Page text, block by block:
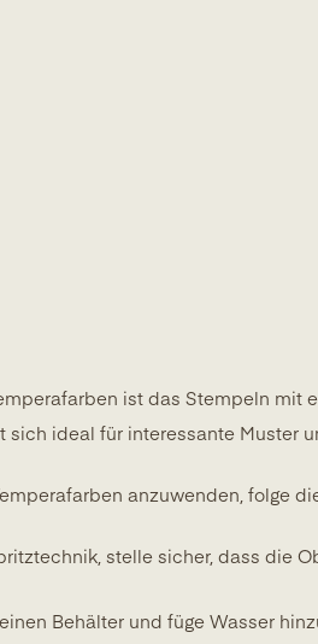
ist das Stempeln mit
ideal für interessante Muster
anzuwenden, folge
stelle sicher, dass die
Behälter und füge Wasser